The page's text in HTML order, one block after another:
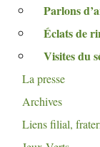
Parlons
Éclats de
Visites du
La presse
Archives
Liens filial,